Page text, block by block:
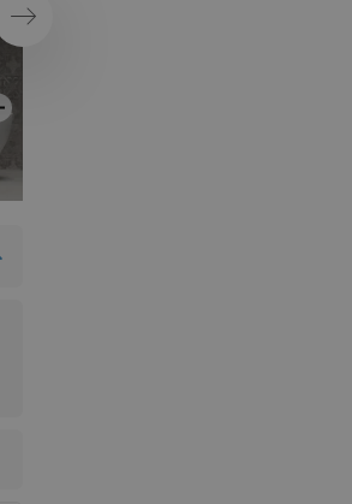
Ďalej